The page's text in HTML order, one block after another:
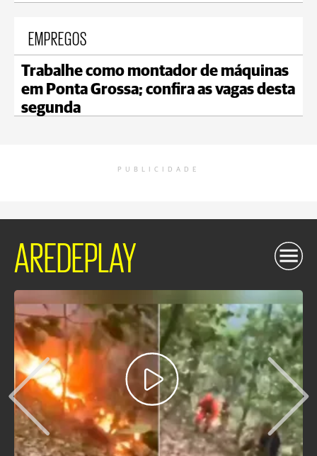
EMPREGOS
Trabalhe como montador de máquinas
em Ponta Grossa; confira as vagas desta
segunda
PUBLICIDADE
AREDEPLAY